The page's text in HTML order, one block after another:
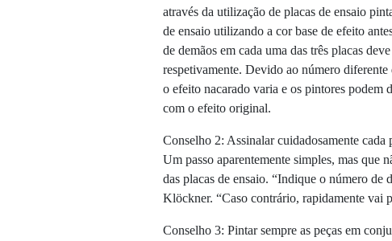
através da utilização de placas de ensaio
de ensaio utilizando a cor base de efeito
de demãos em cada uma das três placas
respetivamente. Devido ao número
o efeito nacarado varia e os pintores podem
com o efeito original.
Conselho 2: Assinalar cuidadosamente cada
Um passo aparentemente simples, mas que
das placas de ensaio. “Indique o número de
Klöckner. “Caso contrário, rapidamente vai
Conselho 3: Pintar sempre as peças em